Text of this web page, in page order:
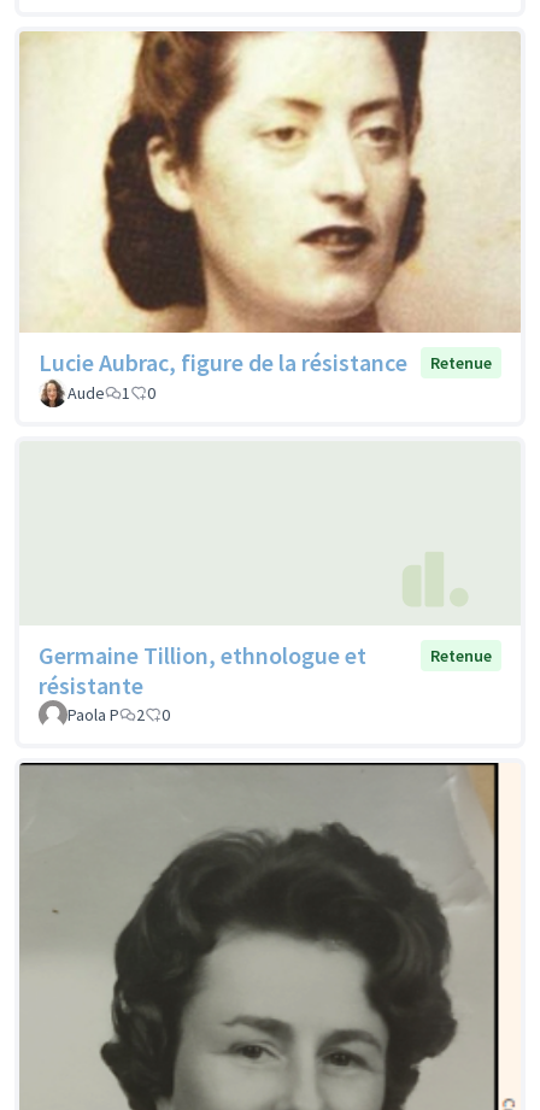
Lucie Aubrac, figure de la résistance
Retenue
Aude
1 0
Germaine Tillion, ethnologue et
résistante
Retenue
Paola P 2 0